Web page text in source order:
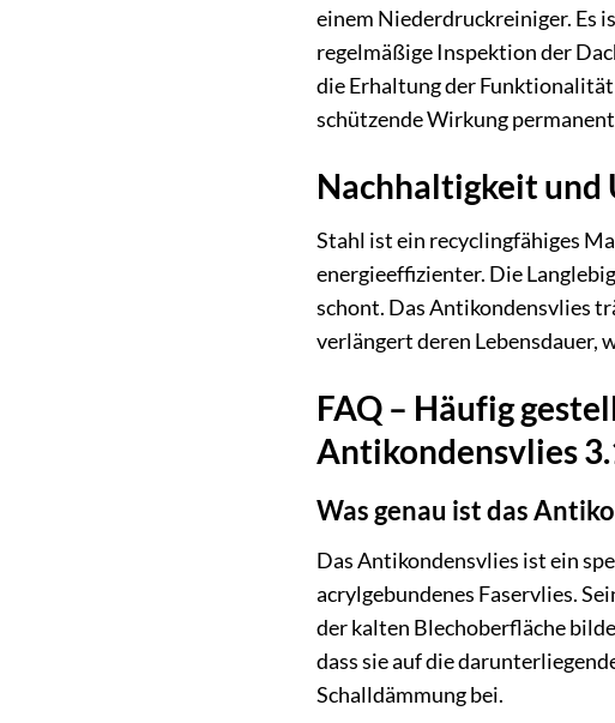
einem Niederdruckreiniger. Es
regelmäßige Inspektion der
die Erhaltung der
schützende Wirkung
Nachhaltigkeit und
Stahl ist ein recyclingfähiges
energieeffizienter. Die
schont. Das Antikondensvlies
verlängert deren Lebensdauer,
FAQ – Häufig
Antikondensvlies
Was genau ist das
Das Antikondensvlies ist ein
acrylgebundenes Faservlies.
der kalten Blechoberfläche
dass sie auf die
Schalldämmung bei.